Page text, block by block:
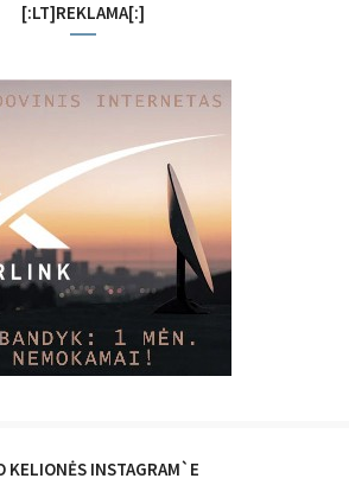
[:LT]REKLAMA[:]
KELIONĖS INSTAGRAM`E